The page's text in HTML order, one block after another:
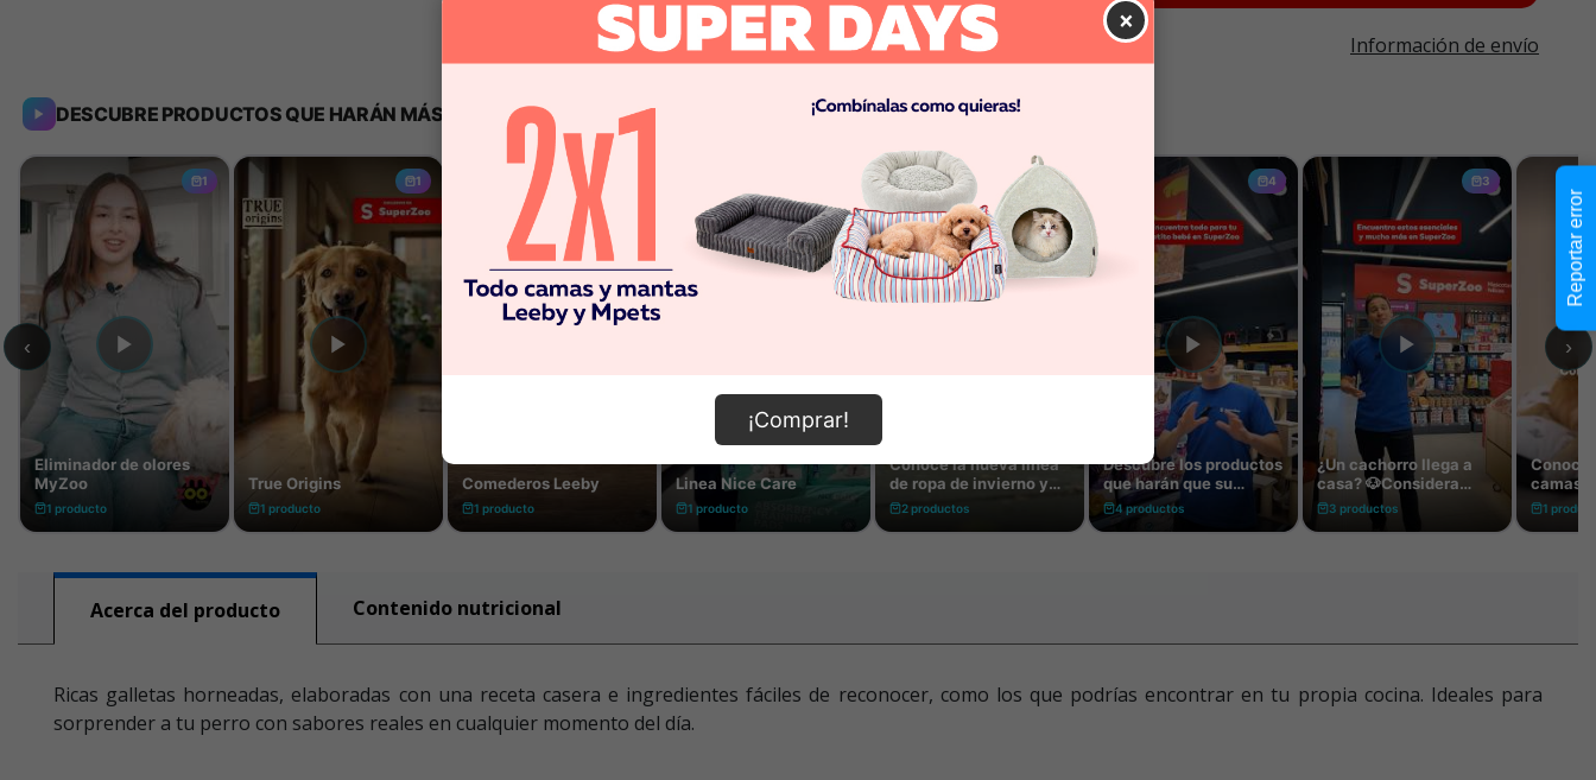
Información de envío
Acerca del producto Contenido nutricional
Ricas galletas horneadas, elaboradas con una receta casera e ingredientes fáciles de reconocer, como los que podrías encontrar en tu propia cocina. Ideales para
sorprender a tu perro con sabores reales en cualquier momento del día.
×
¡Comprar!
Reportar error